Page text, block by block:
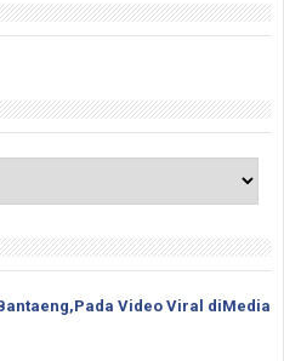
Video Viral diMedia